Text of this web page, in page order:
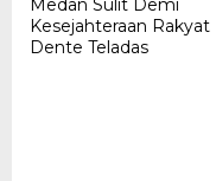
Medan Sulit Demi
Kesejahteraan Rakyat
Dente Teladas